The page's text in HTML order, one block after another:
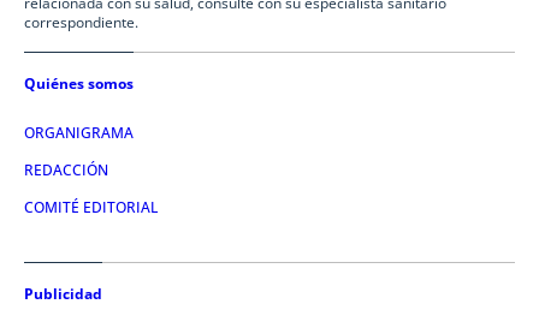
correspondiente.
Quiénes somos
ORGANIGRAMA
REDACCIÓN
COMITÉ EDITORIAL
Publicidad